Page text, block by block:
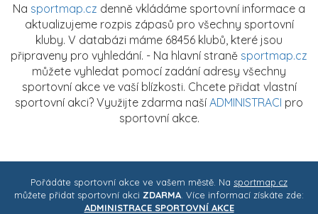
Na sportmap.cz denně vkládáme sportovní informace a
aktualizujeme rozpis zápasů pro všechny sportovní
kluby. V databázi máme 68456 klubů, které jsou
připraveny pro vyhledání. - Na hlavní straně sportmap.cz
můžete vyhledat pomocí zadání adresy všechny
sportovní akce ve vaší blízkosti. Chcete přidat vlastní
sportovní akci? Využijte zdarma naší ADMINISTRACI pro
sportovní akce.
Pořádáte sportovní akce ve vašem městě. Na sportmap.cz
můžete přidat sportovní akci ZDARMA . Více informací získáte zde:
ADMINISTRACE SPORTOVNÍ AKCE